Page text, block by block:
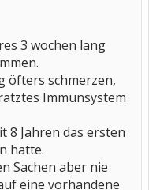
3 wochen lang
öfters schmerzen,
Immunsystem
8 Jahren das ersten
hatte.
Sachen aber nie
eine vorhandene